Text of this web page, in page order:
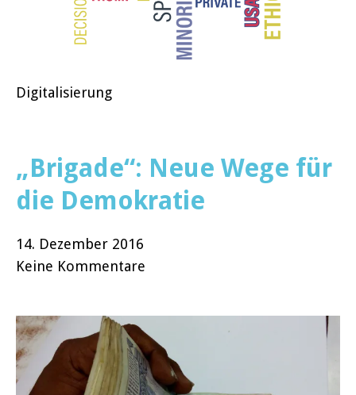
Digitalisierung
„Brigade“: Neue Wege für
die Demokratie
14. Dezember 2016
Keine Kommentare